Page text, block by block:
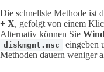
Die schnellste Methode ist
+ X, gefolgt von einem
Alternativ können Sie
diskmgmt.msc
eingeben
Methoden dauern weniger